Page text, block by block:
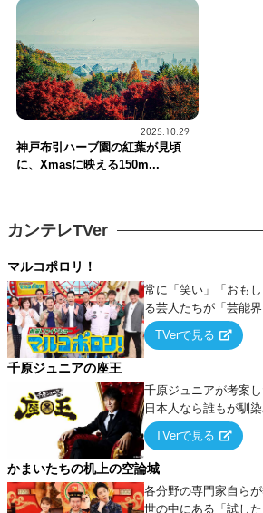
2025.10.29
神戸布引ハーブ園の紅葉が見頃
に、Xmasに映える150m...
カンテレTVer
マルコポロリ！
常に「笑い」「おも
る芸人たちが「芸能
出でて、新たなオモ
TVerで見る
千原ジュニアの座王
千原ジュニアが考案し
日本人なら誰もが馴
ーム』をベースに、
ケ・歌…など様々なお
タを競い合う！
TVerで見る
かまいたちの机上の空論城
各分野の専門家自ら
世の中にある「試し